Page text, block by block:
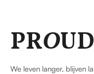
PRO
We leven langer, blijven